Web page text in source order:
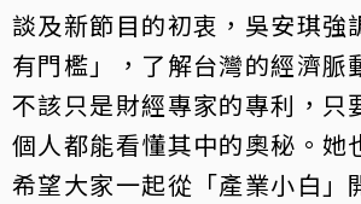
談及新節目的初衷，吳安琪強
有門檻」，了解台灣的經濟脈
不該只是財經專家的專利，只
個人都能看懂其中的奧秘。她
希望大家一起從「產業小白」